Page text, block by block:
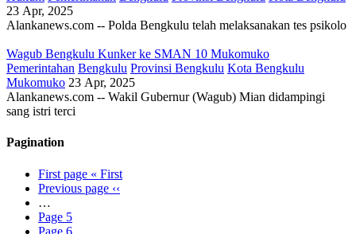
23 Apr, 2025
Alankanews.com -- Polda Bengkulu telah melaksanakan tes psikolo
Wagub Bengkulu Kunker ke SMAN 10 Mukomuko
Pemerintahan Bengkulu Provinsi Bengkulu Kota Bengkulu
Mukomuko 23 Apr, 2025
Alankanews.com -- Wakil Gubernur (Wagub) Mian didampingi
sang istri terci
Pagination
First page « First
Previous page ‹‹
…
Page 5
Page 6